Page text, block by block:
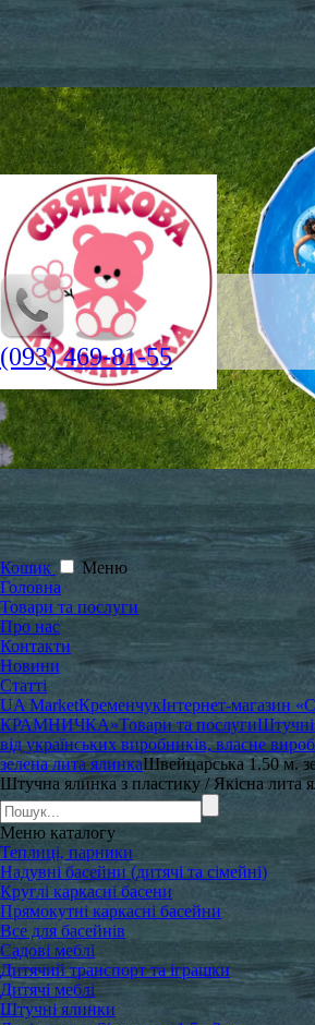
(093) 469-81-55
Кошик
Меню
Головна
Товари та послуги
Про нас
Контакти
Новини
Статті
UA MarketКременчукІнтернет-магазин
КРАМНИЧКА»Товари та послуги
від українських виробників, власне
зелена лита ялинкаШвейцарська 1.50 м.
Штучна ялинка з пластику / Якісна лита
Меню каталогу
Теплиці, парники
Надувні басейни (дитячі та сімейні)
Круглі каркасні басени
Прямокутні каркасні басейни
Все для басейнів
Садові меблі
Дитячий транспорт та іграшки
Дитячі меблі
Штучні ялинки